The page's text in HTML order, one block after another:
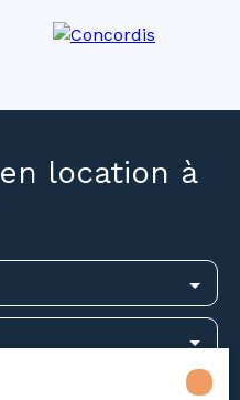
location à